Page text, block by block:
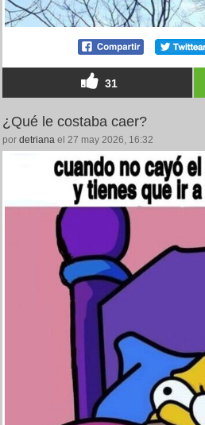
31
¿Qué le costaba caer?
por detriana el 27 may 2026, 16:32